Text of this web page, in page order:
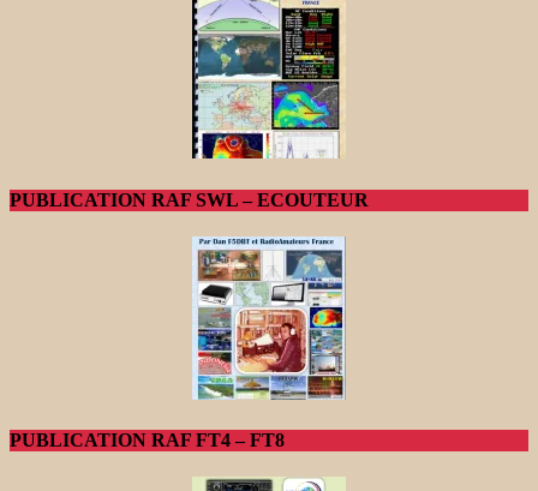
PUBLICATION RAF SWL – ECOUTEUR
PUBLICATION RAF FT4 – FT8